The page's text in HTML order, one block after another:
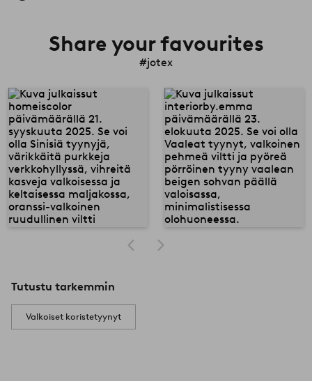
Share your favourites
#jotex
Tutustu tarkemmin
Valkoiset koristetyynyt